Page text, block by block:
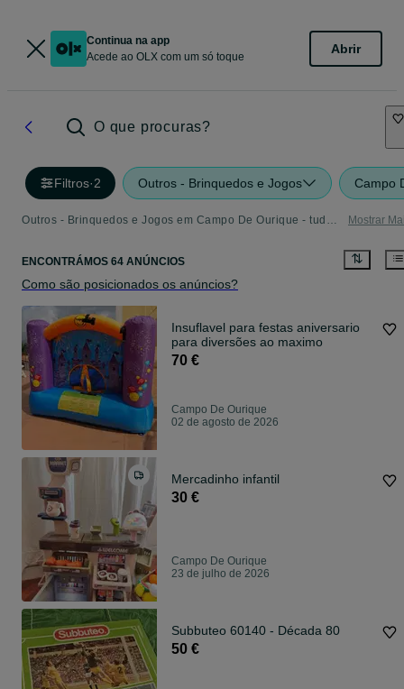
Continua na app
Acede ao OLX com um só toque
Abrir
O que procuras?
Filtros·2 Outros - Brinquedos e Jogos Campo
Outros - Brinquedos e Jogos em Campo De Ourique - tudo o que precisa Mostrar
ENCONTRÁMOS 64 ANÚNCIOS
Como são posicionados os anúncios?
Insuflavel para festas aniversario
para diversões ao maximo
70 €
Campo De Ourique
02 de agosto de 2026
Mercadinho infantil
30 €
Campo De Ourique
23 de julho de 2026
Subbuteo 60140 - Década 80
50 €